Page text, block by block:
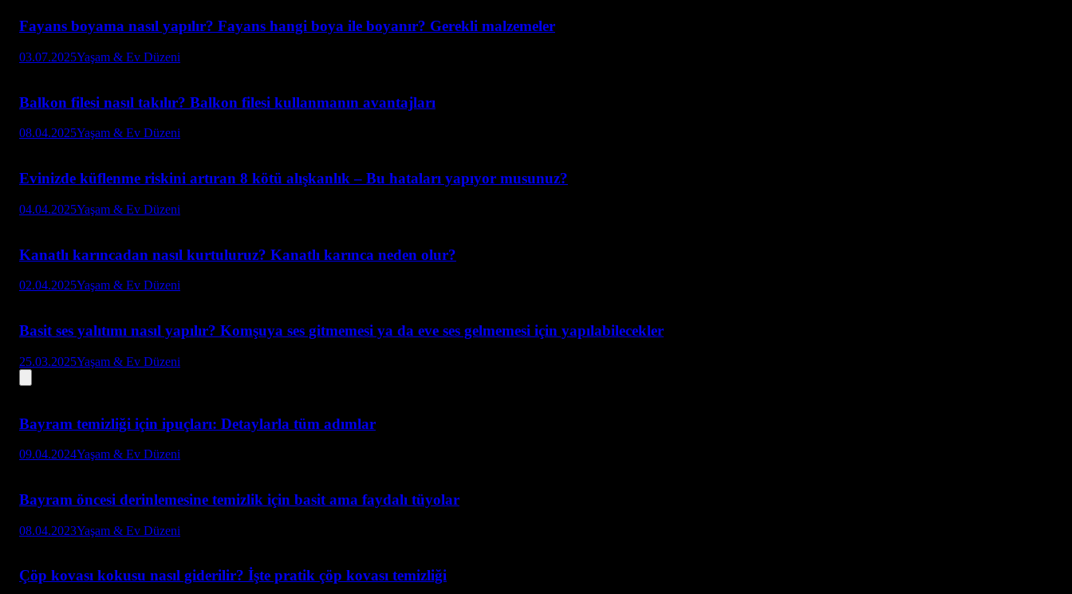
Fayans boyama nasıl yapılır? Fayans hangi boya ile boyanır? Gerekli malzemeler
03.07.2025Yaşam & Ev Düzeni
Balkon filesi nasıl takılır? Balkon filesi kullanmanın avantajları
08.04.2025Yaşam & Ev Düzeni
Evinizde küflenme riskini artıran 8 kötü alışkanlık – Bu hataları yapıyor musunuz?
04.04.2025Yaşam & Ev Düzeni
Kanatlı karıncadan nasıl kurtuluruz? Kanatlı karınca neden olur?
02.04.2025Yaşam & Ev Düzeni
Basit ses yalıtımı nasıl yapılır? Komşuya ses gitmemesi ya da eve ses gelmemesi için yapılabilecekler
25.03.2025Yaşam & Ev Düzeni
Bayram temizliği için ipuçları: Detaylarla tüm adımlar
09.04.2024Yaşam & Ev Düzeni
Bayram öncesi derinlemesine temizlik için basit ama faydalı tüyolar
08.04.2023Yaşam & Ev Düzeni
Çöp kovası kokusu nasıl giderilir? İşte pratik çöp kovası temizliği